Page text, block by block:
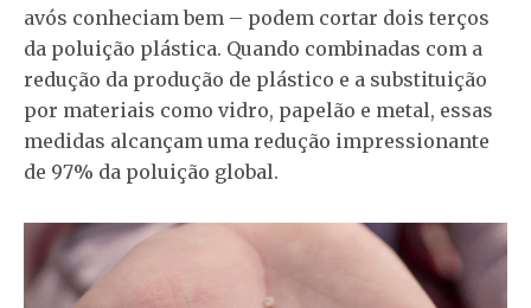
avós conheciam bem – podem cortar dois terços
da poluição plástica. Quando combinadas com a
redução da produção de plástico e a substituição
por materiais como vidro, papelão e metal, essas
medidas alcançam uma redução impressionante
de 97% da poluição global.